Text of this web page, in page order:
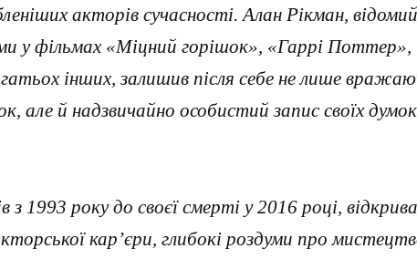
акторів сучасності. Алан Рікман, відомий
у фільмах «Міцний горішок», «Гаррі Поттер»,
інших, залишив після себе не лише
але й надзвичайно особистий запис своїх думок
з 1993 року до своєї смерті у 2016 році,
кар’єри, глибокі роздуми про